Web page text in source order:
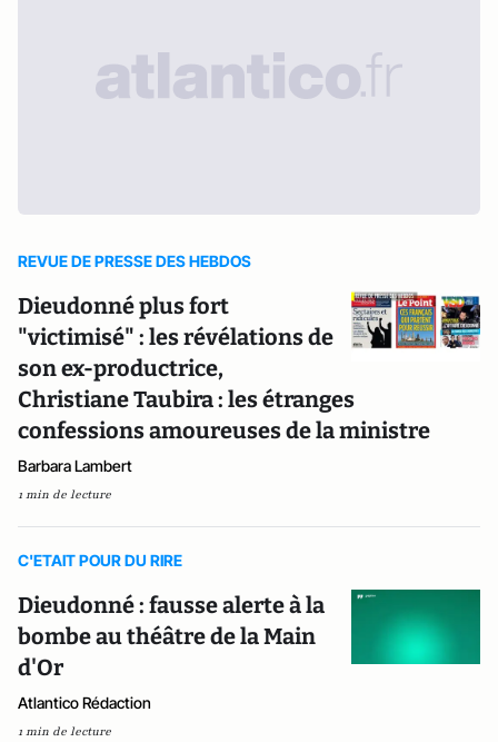
REVUE DE PRESSE DES HEBDOS
Dieudonné plus fort
"victimisé" : les révélations de
son ex-productrice,
Christiane Taubira : les étranges
confessions amoureuses de la ministre
Barbara Lambert
1 min de lecture
C'ETAIT POUR DU RIRE
Dieudonné : fausse alerte à la
bombe au théâtre de la Main
d'Or
Atlantico Rédaction
1 min de lecture